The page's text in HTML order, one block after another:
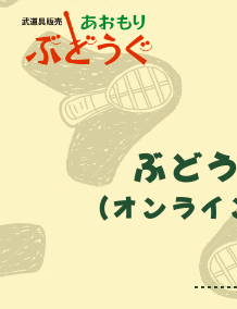
ぶど
（オンラ